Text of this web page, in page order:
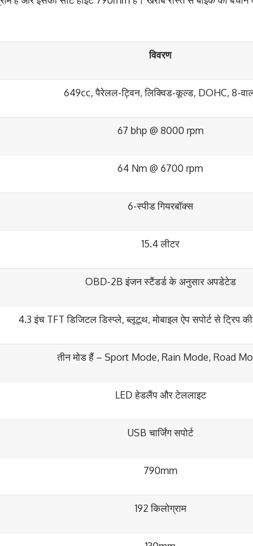
विवरण
649cc, पैरेलल-ट्विन, लिक्विड-कूल्ड, DOHC, 8-
67 bhp @ 8000 rpm
64 Nm @ 6700 rpm
6-स्पीड गियरबॉक्स
15.4 लीटर
OBD-2B इंजन स्टैंडर्ड के अनुसार अपडेटेड
4.3 इंच TFT डिजिटल डिस्प्ले, ब्लूटूथ, मोबाइल ऐप सपोर्ट से ट्रिप
तीन मोड हैं – Sport Mode, Rain Mode, Road
LED हेडलैंप और टेललाइट
USB चार्जिंग सपोर्ट
790mm
192 किलोग्राम